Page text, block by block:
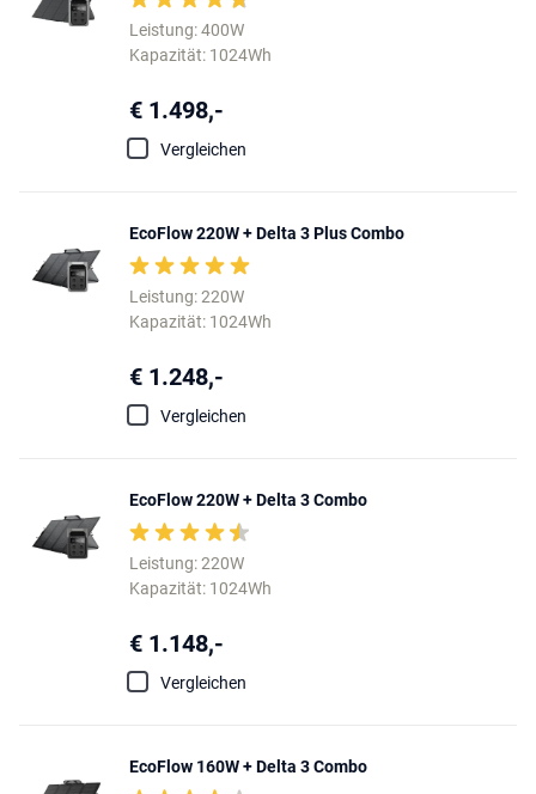
Leistung: 400W
Kapazität: 1024Wh
€ 1.498,-
Vergleichen
EcoFlow 220W + Delta 3 Plus Combo
Leistung: 220W
Kapazität: 1024Wh
€ 1.248,-
Vergleichen
EcoFlow 220W + Delta 3 Combo
Leistung: 220W
Kapazität: 1024Wh
€ 1.148,-
Vergleichen
EcoFlow 160W + Delta 3 Combo